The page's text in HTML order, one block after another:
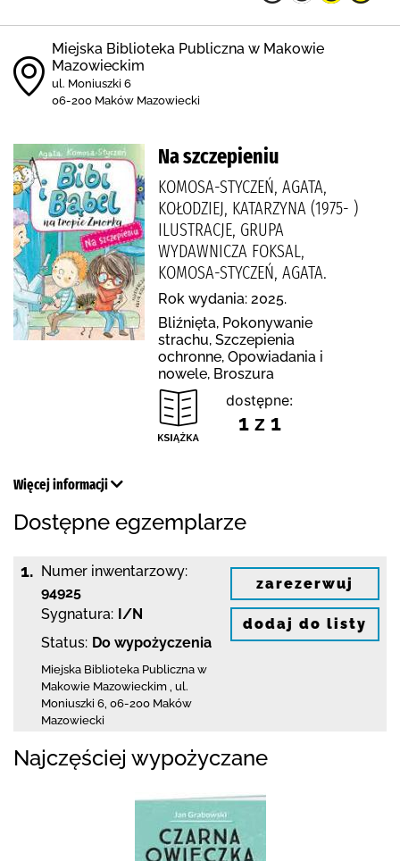
Miejska Biblioteka Publiczna w Makowie
Mazowieckim
ul. Moniuszki 6
06-200 Maków Mazowiecki
Na szczepieniu
KOMOSA-STYCZEŃ, AGATA,
KOŁODZIEJ, KATARZYNA (1975- )
ILUSTRACJE, GRUPA
WYDAWNICZA FOKSAL,
KOMOSA-STYCZEŃ, AGATA.
Rok wydania: 2025.
Bliźnięta, Pokonywanie
strachu, Szczepienia
ochronne, Opowiadania i
nowele, Broszura
dostępne:
1 z 1
Więcej informacji
Dostępne egzemplarze
1. Numer inwentarzowy:
94925
Sygnatura: I/N
Status: Do wypożyczenia
Miejska Biblioteka Publiczna w
Makowie Mazowieckim ul.
Moniuszki 6 06-200 Maków
Mazowiecki
zarezerwuj
dodaj do listy
Najczęściej wypożyczane